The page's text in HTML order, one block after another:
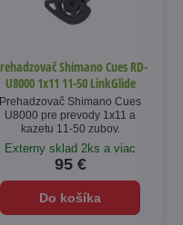
Shimano Cues RD-
U8000 1x11 11-50 LinkGlide
Prehadzovač Shimano Cues
U8000 pre prevody 1x11 a
kazetu 11-50 zubov.
Externy sklad 2ks a viac
95 €
Do košíka